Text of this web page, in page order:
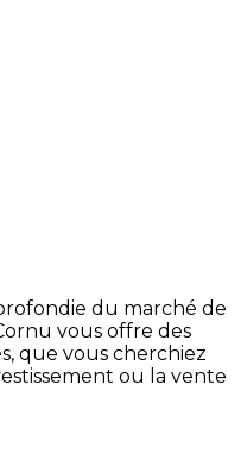
du marché de
vous offre des
que vous cherchiez
ou la vente